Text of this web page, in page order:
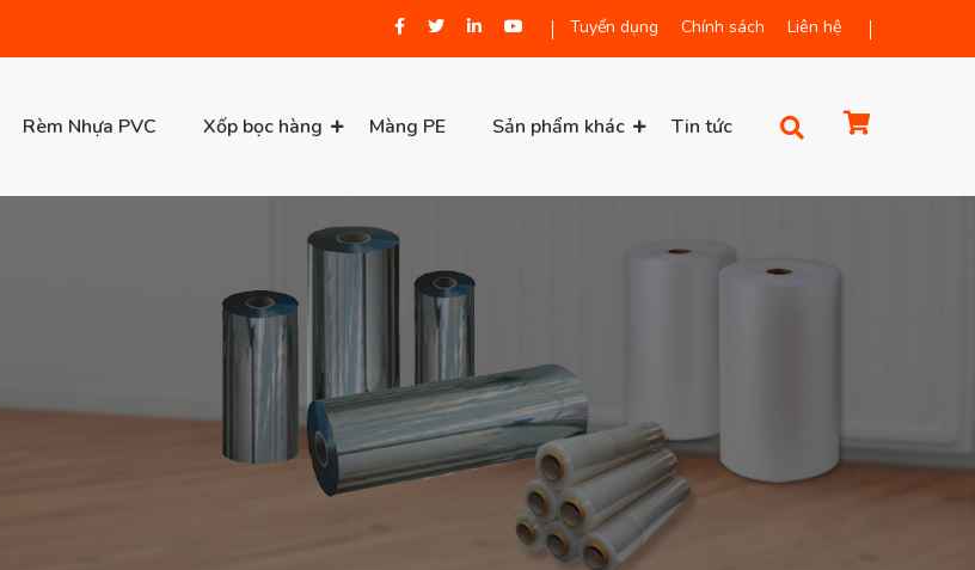
Tuyển dụng Chính sách Liên hệ
Rèm Nhựa PVC Xốp bọc hàng Màng PE Sản phẩm khác Tin tức